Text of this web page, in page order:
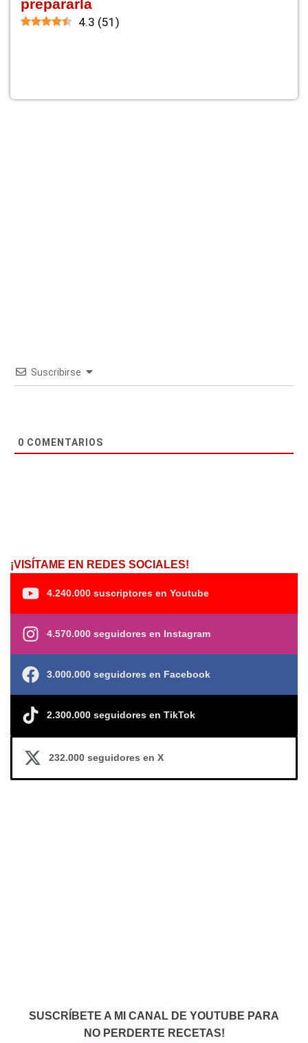
prepararla
4.3 (51 )
Suscribirse
0 COMENTARIOS
¡VISÍTAME EN REDES SOCIALES!
4.240.000 suscriptores en Youtube
4.570.000 seguidores en Instagram
3.000.000 seguidores en Facebook
2.300.000 seguidores en TikTok
232.000 seguidores en X
SUSCRÍBETE A MI CANAL DE YOUTUBE PARA
NO PERDERTE RECETAS!